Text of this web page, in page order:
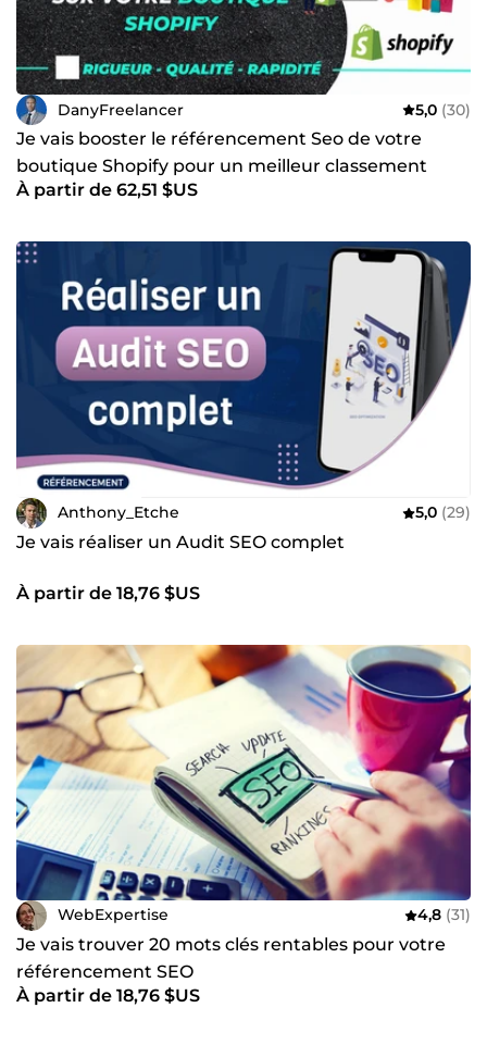
DanyFreelancer 5,0 (30)
Je vais booster le référencement Seo de votre
boutique Shopify pour un meilleur classement
dans les SERP
À partir de 62,51 $US
Anthony_Etche 5,0 (29)
Je vais réaliser un Audit SEO complet
À partir de 18,76 $US
WebExpertise 4,8 (31)
Je vais trouver 20 mots clés rentables pour votre
référencement SEO
À partir de 18,76 $US